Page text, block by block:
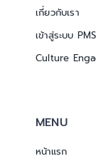
เกี่ยวกับเรา
เข้าสู่ระบบ PMS
Culture
MENU
หน้าแรก